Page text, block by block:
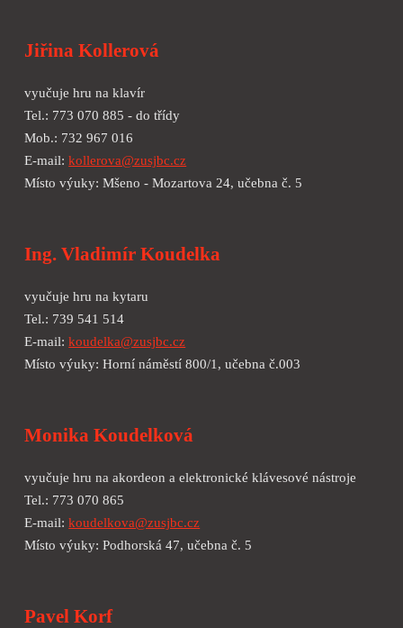
Jiřina Kollerová
vyučuje hru na klavír
Tel.: 773 070 885 - do třídy
Mob.: 732 967 016
E-mail:kollerova@zusjbc.cz
Místo výuky: Mšeno - Mozartova 24, učebna č. 5
Ing. Vladimír Koudelka
vyučuje hru na kytaru
Tel.: 739 541 514
E-mail:koudelka@zusjbc.cz
Místo výuky: Horní náměstí 800/1, učebna č.003
Monika Koudelková
vyučuje hru naakordeon a elektronické klávesové nástroje
Tel.: 773 070 865
E-mail:koudelkova@zusjbc.cz
Místo výuky:Podhorská 47, učebna č. 5
Pavel Korf